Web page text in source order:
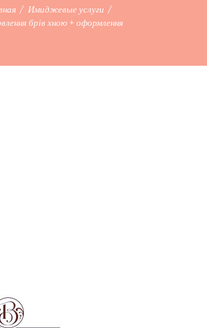
Имиджевые услуги
брів хною + оформлення